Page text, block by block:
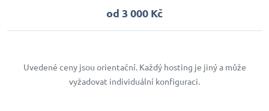
od 3 000 Kč
Uvedené ceny jsou orientační. Každý hosting je jiný a může
vyžadovat individuální konfiguraci.